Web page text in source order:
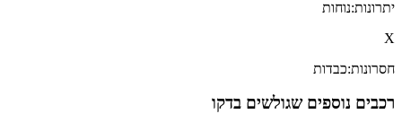
יתרונות:נוחות
X
חסרונות:כבדות
רכבים נוספים שגולשים בדקו